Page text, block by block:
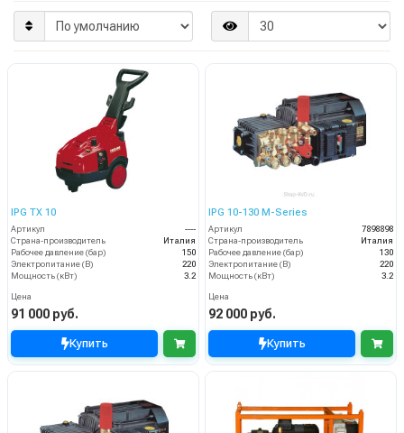
IPG TX 10
Артикул
----
Страна-производитель
Италия
Рабочее давление (бар)
150
Электропитание (В)
220
Мощность (кВт)
3.2
Цена
91 000 руб.
Купить
IPG 10-130 M-Series
Артикул
7898898
Страна-производитель
Италия
Рабочее давление (бар)
130
Электропитание (В)
220
Мощность (кВт)
3.2
Цена
92 000 руб.
Купить